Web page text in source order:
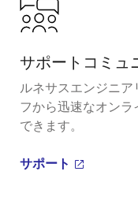
サポートコミュ
ルネサスエンジニ
フから迅速なオン
できます。
サポート